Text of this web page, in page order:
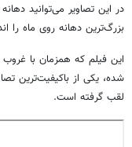
در این تصاویر می‌توانید
بزرگ‌ترین دهانه روی ماه را
شده، یکی از باکیفیت‌ترین
لقب گرفته است.